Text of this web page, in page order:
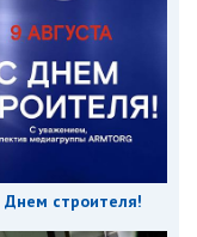
Днем строителя!